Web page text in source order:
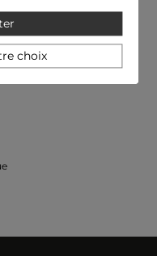
Besoin d'aide
09 69 32 00 31
choix